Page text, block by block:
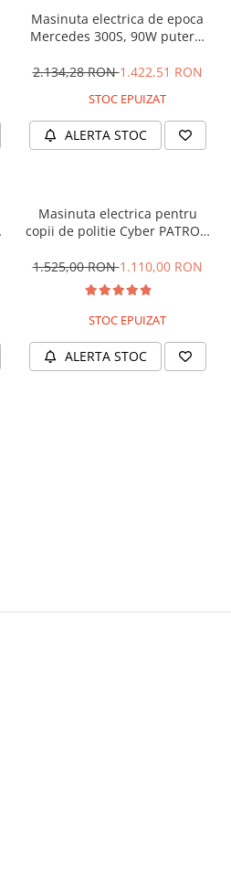
Masinuta electrica de epoca
Mercedes 300S, 90W putere,
2.134,28 RON1.422,51 RON
STOC EPUIZAT
ALERTA STOC
Masinuta electrica pentru
copii de politie Cyber PATROL,
90W, 12V, Black & White
1.525,00 RON1.110,00 RON
STOC EPUIZAT
ALERTA STOC